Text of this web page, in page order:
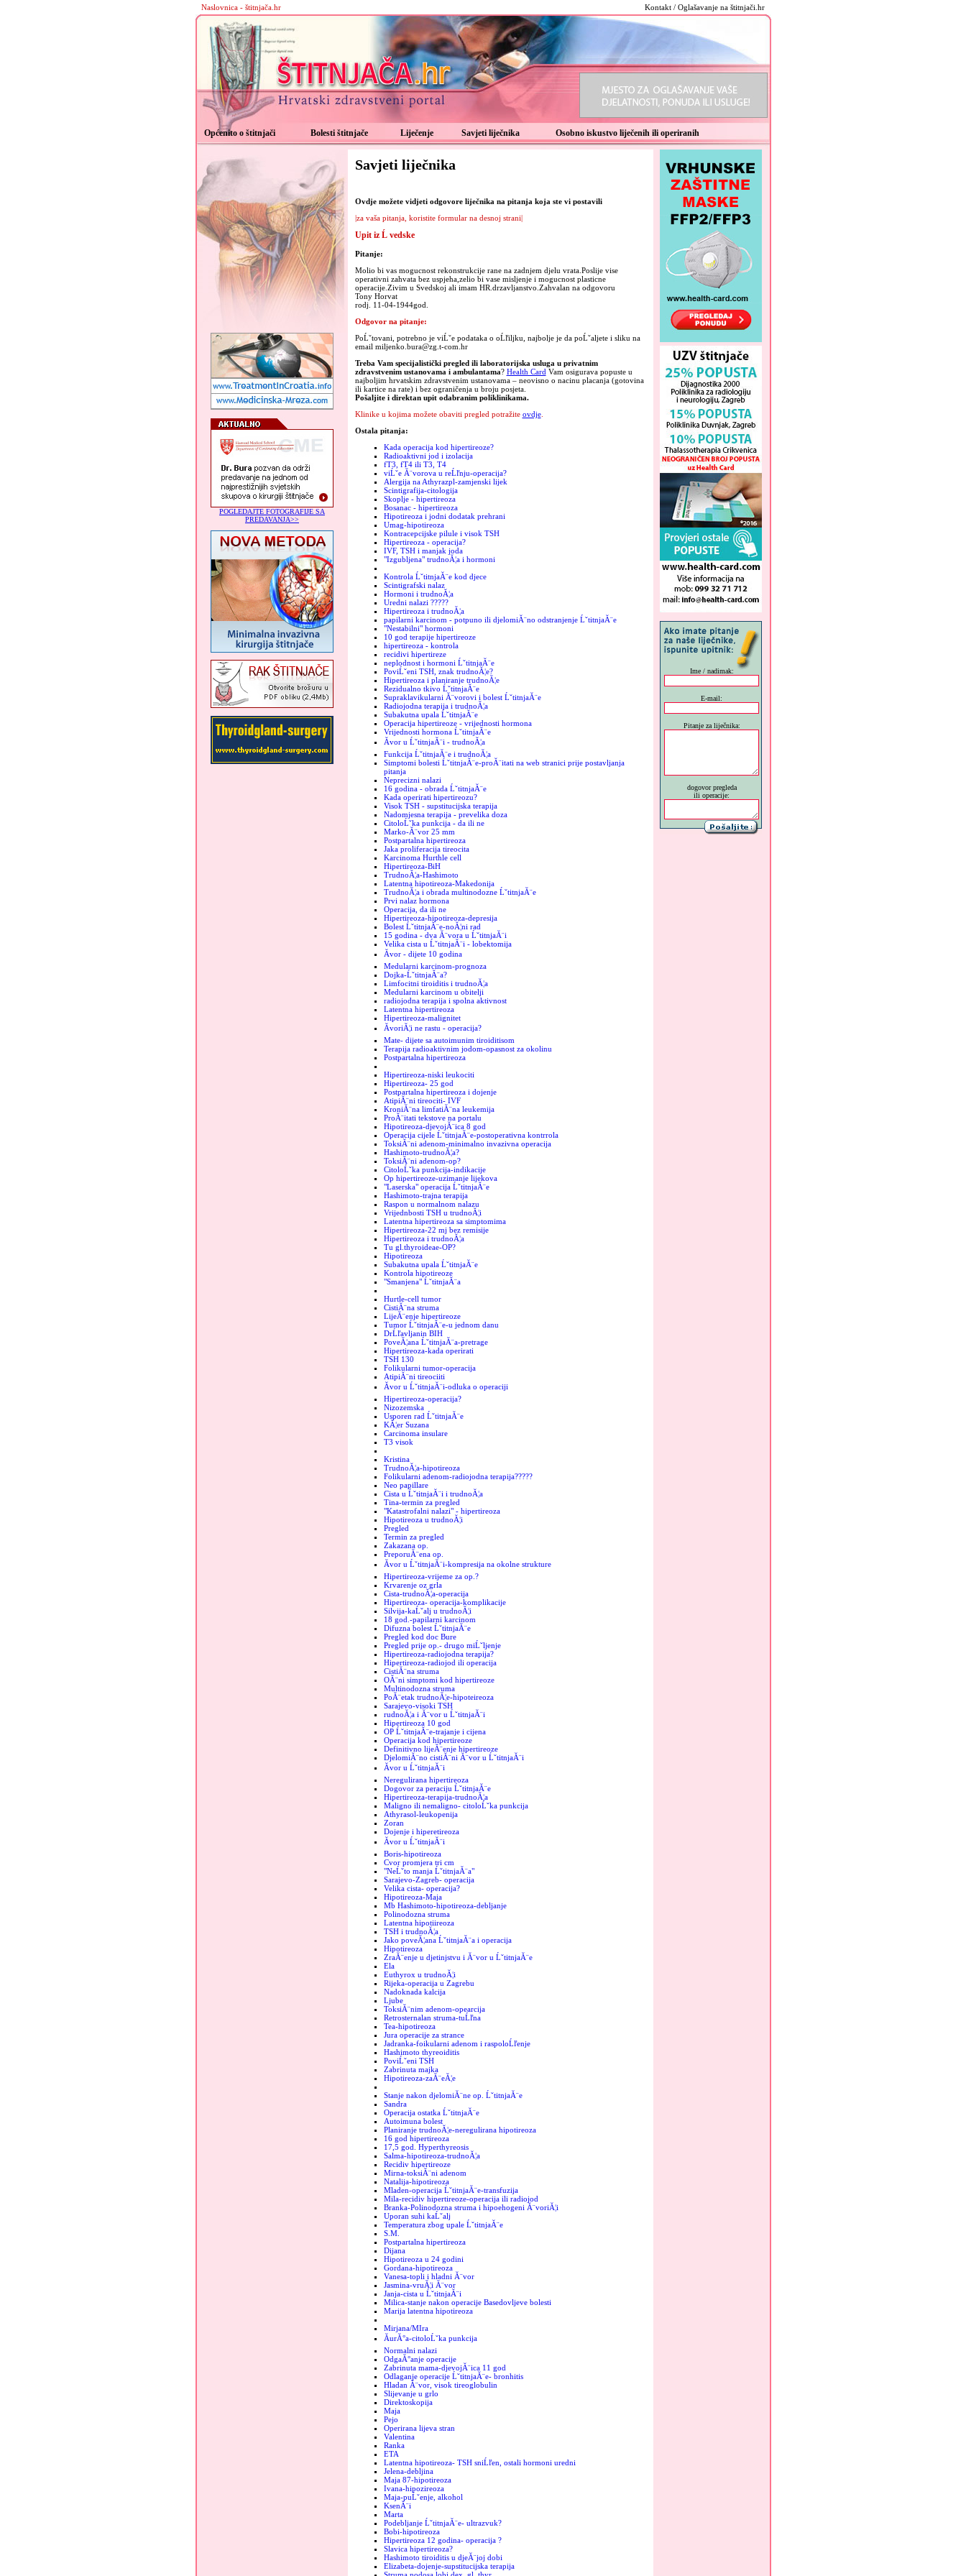
Naslovnica - štitnjača.hr Kontakt / Oglašavanje na štitnjači.hr
Općenito o štitnjači Bolesti štitnjače Liječenje Savjeti liječnika Osobno iskustvo liječenih ili operiranih
POGLEDAJTE FOTOGRAFIJE SA
PREDAVANJA>>
Savjeti liječnika
Ovdje možete vidjeti odgovore liječnika na pitanja koja ste vi postavili
|za vaša pitanja, koristite formular na desnoj strani|
Upit iz Ĺ vedske
Pitanje:
Molio bi vas mogucnost rekonstrukcije rane na zadnjem djelu vrata.Poslije vise
operativni zahvata bez uspjeha,zelio bi vase misljenje i mogucnost plasticne
operacije.Zivim u Svedskoj ali imam HR.drzavljanstvo.Zahvalan na odgovoru
Tony Horvat
rodj. 11-04-1944god.
Odgovor na pitanje:
PoĹˇtovani, potrebno je viĹˇe podataka o oĹľiljku, najbolje je da poĹˇaljete i sliku na
email miljenko.bura@zg.t-com.hr
Treba Vam specijalistički pregled ili laboratorijska usluga u privatnim
zdravstvenim ustanovama i ambulantama? Health Card Vam osigurava popuste u
najboljim hrvatskim zdravstvenim ustanovama – neovisno o nacinu placanja (gotovina
ili kartice na rate) i bez ograničenja u broju posjeta.
Pošaljite i direktan upit odabranim poliklinikama.
Klinike u kojima možete obaviti pregled potražite ovdje.
Ostala pitanja:
Kada operacija kod hipertireoze?
Radioaktivni jod i izolacija
fT3, fT4 ili T3, T4
viĹˇe Ă¨vorova u reĹľnju-operacija?
Alergija na Athyrazpl-zamjenski lijek
Scintigrafija-citologija
Skoplje - hipertireoza
Bosanac - hipertireoza
Hipotireoza i jodni dodatak prehrani
Umag-hipotireoza
Kontracepcijske pilule i visok TSH
Hipertireoza - operacija?
IVF, TSH i manjak joda
"Izgubljena" trudnoĂ¦a i hormoni
Kontrola ĹˇtitnjaĂ¨e kod djece
Scintigrafski nalaz
Hormoni i trudnoĂ¦a
Uredni nalazi ?????
Hipertireoza i trudnoĂ¦a
papilarni karcinom - potpuno ili djelomiĂ¨no odstranjenje ĹˇtitnjaĂ¨e
"Nestabilni" hormoni
10 god terapije hipertireoze
hipertireoza - kontrola
recidivi hipertireze
neplodnost i hormoni ĹˇtitnjaĂ¨e
PoviĹˇeni TSH, znak trudnoĂ¦e?
Hipertireoza i planiranje trudnoĂ¦e
Rezidualno tkivo ĹˇtitnjaĂ¨e
Supraklavikularni Ă¨vorovi i bolest ĹˇtitnjaĂ¨e
Radiojodna terapija i trudnoĂ¦a
Subakutna upala ĹˇtitnjaĂ¨e
Operacija hipertireoze - vrijednosti hormona
Vrijednosti hormona ĹˇtitnjaĂ¨e
Ăvor u ĹˇtitnjaĂ¨i - trudnoĂ¦a
Funkcija ĹˇtitnjaĂ¨e i trudnoĂ¦a
Simptomi bolesti ĹˇtitnjaĂ¨e-proĂ¨itati na web stranici prije postavljanja
pitanja
Neprecizni nalazi
16 godina - obrada ĹˇtitnjaĂ¨e
Kada operirati hipertireozu?
Visok TSH - supstitucijska terapija
Nadomjesna terapija - prevelika doza
CitoloĹˇka punkcija - da ili ne
Marko-Ă¨vor 25 mm
Postpartalna hipertireoza
Jaka proliferacija tireocita
Karcinoma Hurthle cell
Hipertireoza-BiH
TrudnoĂ¦a-Hashimoto
Latentna hipotireoza-Makedonija
TrudnoĂ¦a i obrada multinodozne ĹˇtitnjaĂ¨e
Prvi nalaz hormona
Operacija, da ili ne
Hipertireoza-hipotireoza-depresija
Bolest ĹˇtitnjaĂ¨e-noĂ¦ni rad
15 godina - dva Ă¨vora u ĹˇtitnjaĂ¨i
Velika cista u ĹˇtitnjaĂ¨i - lobektomija
Ăvor - dijete 10 godina
Medularni karcinom-prognoza
Dojka-ĹˇtitnjaĂ¨a?
Limfocitni tiroiditis i trudnoĂ¦a
Medularni karcinom u obitelji
radiojodna terapija i spolna aktivnost
Latentna hipertireoza
Hipertireoza-malignitet
ĂvoriĂ¦i ne rastu - operacija?
Mate- dijete sa autoimunim tiroiditisom
Terapija radioaktivnim jodom-opasnost za okolinu
Postpartalna hipertireoza
Hipertireoza-niski leukociti
Hipertireoza- 25 god
Postpartalna hipertireoza i dojenje
AtipiĂ¨ni tireociti- IVF
KroniĂ¨na limfatiĂ¨na leukemija
ProĂ¨itati tekstove na portalu
Hipotireoza-djevojĂ¨ica 8 god
Operacija cijele ĹˇtitnjaĂ¨e-postoperativna kontrrola
ToksiĂ¨ni adenom-minimalno invazivna operacija
Hashimoto-trudnoĂ¦a?
ToksiĂ¨ni adenom-op?
CitoloĹˇka punkcija-indikacije
Op hipertireoze-uzimanje lijekova
"Laserska" operacija ĹˇtitnjaĂ¨e
Hashimoto-trajna terapija
Raspon u normalnom nalazu
Vrijednbosti TSH u trudnoĂ¦i
Latentna hipertireoza sa simptomima
Hipertireoza-22 mj bez remisije
Hipertireoza i trudnoĂ¦a
Tu gl.thyroideae-OP?
Hipotireoza
Subakutna upala ĹˇtitnjaĂ¨e
Kontrola hipotireoze
"Smanjena" ĹˇtitnjaĂ¨a
Hurtle-cell tumor
CistiĂ¨na struma
LijeĂ¨enje hipertireoze
Tumor ĹˇtitnjaĂ¨e-u jednom danu
DrĹľavljanin BIH
PoveĂ¦ana ĹˇtitnjaĂ¨a-pretrage
Hipertireoza-kada operirati
TSH 130
Folikularni tumor-operacija
AtipiĂ¨ni tireociiti
Ăvor u ĹˇtitnjaĂ¨i-odluka o operaciji
Hipertireoza-operacija?
Nizozemska
Usporen rad ĹˇtitnjaĂ¨e
KĂ¦er Suzana
Carcinoma insulare
T3 visok
Kristina
TrudnoĂ¦a-hipotireoza
Folikularni adenom-radiojodna terapija?????
Neo papillare
Cista u ĹˇtitnjaĂ¨i i trudnoĂ¦a
Tina-termin za pregled
"Katastrofalni nalazi" - hipertireoza
Hipotireoza u trudnoĂ¦i
Pregled
Termin za pregled
Zakazana op.
PreporuĂ¨ena op.
Ăvor u ĹˇtitnjaĂ¨i-kompresija na okolne strukture
Hipertireoza-vrijeme za op.?
Krvarenje oz grla
Cista-trudnoĂ¦a-operacija
Hipertireoza- operacija-komplikacije
Silvija-kaĹˇalj u trudnoĂ¦i
18 god.-papilarni karcinom
Difuzna bolest ĹˇtitnjaĂ¨e
Pregled kod doc Bure
Pregled prije op.- drugo miĹˇljenje
Hipertireoza-radiojodna terapija?
Hipertireoza-radiojod ili operacija
CistiĂ¨na struma
OĂ¨ni simptomi kod hipertireoze
Multinodozna struma
PoĂ¨etak trudnoĂ¦e-hipoteireoza
Sarajevo-visoki TSH
rudnoĂ¦a i Ă¨vor u ĹˇtitnjaĂ¨i
Hipertireoza 10 god
OP ĹˇtitnjaĂ¨e-trajanje i cijena
Operacija kod hipertireoze
Definitivno lijeĂ¨enje hipertireoze
DjelomiĂ¨no cistiĂ¨ni Ă¨vor u ĹˇtitnjaĂ¨i
Ăvor u ĹˇtitnjaĂ¨i
Neregulirana hipertireoza
Dogovor za peraciju ĹˇtitnjaĂ¨e
Hipertireoza-terapija-trudnoĂ¦a
Maligno ili nemaligno- citoloĹˇka punkcija
Athyrasol-leukopenija
Zoran
Dojenje i hiperetireoza
Ăvor u ĹˇtitnjaĂ¨i
Boris-hipotireoza
Cvor promjera tri cm
"NeĹˇto manja ĹˇtitnjaĂ¨a"
Sarajevo-Zagreb- operacija
Velika cista- operacija?
Hipotireoza-Maja
Mb Hashimoto-hipotireoza-debljanje
Polinodozna struma
Latentna hipotiireoza
TSH i trudnoĂ¦a
Jako poveĂ¦ana ĹˇtitnjaĂ¨a i operacija
Hipotireoza
ZraĂ¨enje u djetinjstvu i Ă¨vor u ĹˇtitnjaĂ¨e
Ela
Euthyrox u trudnoĂ¦i
Rijeka-operacija u Zagrebu
Nadoknada kalcija
Ljube
ToksiĂ¨nim adenom-opearcija
Retrosternalan struma-tuĹľna
Tea-hipotireoza
Jura operacije za strance
Jadranka-foikularni adenom i raspoloĹľenje
Hashimoto thyreoiditis
PoviĹˇeni TSH
Zabrinuta majka
Hipotireoza-zaĂ¨eĂ¦e
Stanje nakon djelomiĂ¨ne op. ĹˇtitnjaĂ¨e
Sandra
Operacija ostatka ĹˇtitnjaĂ¨e
Autoimuna bolest
Planiranje trudnoĂ¦e-neregulirana hipotireoza
16 god hipertireoza
17,5 god. Hyperthyreosis
Salma-hipotireoza-trudnoĂ¦a
Recidiv hipertireoze
Mirna-toksiĂ¨ni adenom
Natalija-hipotireoza
Mladen-operacija ĹˇtitnjaĂ¨e-transfuzija
Mila-recidiv hipertireoze-operacija ili radiojod
Branka-Polinodozna struma i hipoehogeni Ă¨voriĂ¦i
Uporan suhi kaĹˇalj
Temperatura zbog upale ĹˇtitnjaĂ¨e
S.M.
Postpartalna hipertireoza
Dijana
Hipotireoza u 24 godini
Gordana-hipotireoza
Vanesa-topli i hladni Ă¨vor
Jasmina-vruĂ¦i Ă¨vor
Janja-cista u ĹˇtitnjaĂ¨i
Milica-stanje nakon operacije Basedovljeve bolesti
Marija latentna hipotireoza
Mirjana/MIra
ĂurĂ°a-citoloĹˇka punkcija
Normalni nalazi
OdgaĂ°anje operacije
Zabrinuta mama-djevojĂ¨ica 11 god
Odlaganje operacije ĹˇtitnjaĂ¨e- bronhitis
Hladan Ă¨vor, visok tireoglobulin
Slijevanje u grlo
Direktoskopija
Maja
Pejo
Operirana lijeva stran
Valentina
Ranka
ETA
Latentna hipotireoza- TSH sniĹľen, ostali hormoni uredni
Jelena-debljina
Maja 87-hipotireoza
Ivana-hipozireoza
Maja-puĹˇenje, alkohol
KsenĂ¨i
Marta
Podebljanje ĹˇtitnjaĂ¨e- ultrazvuk?
Bobi-hipotireoza
Hipertireoza 12 godina- operacija ?
Slavica hipertireoza?
Hashimoto tiroiditis u djeĂ¨joj dobi
Elizabeta-dojenje-supstitucijska terapija
Ime / nadimak:
E-mail:
Pitanje za liječnika:
dogovor pregleda
ili operacije: